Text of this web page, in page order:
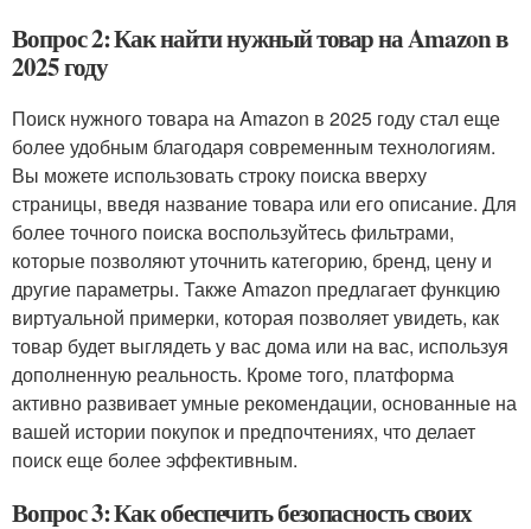
Вопрос 2: Как найти нужный товар на Amazon в
2025 году
Поиск нужного товара на Amazon в 2025 году стал еще
более удобным благодаря современным технологиям.
Вы можете использовать строку поиска вверху
страницы, введя название товара или его описание. Для
более точного поиска воспользуйтесь фильтрами,
которые позволяют уточнить категорию, бренд, цену и
другие параметры. Также Amazon предлагает функцию
виртуальной примерки, которая позволяет увидеть, как
товар будет выглядеть у вас дома или на вас, используя
дополненную реальность. Кроме того, платформа
активно развивает умные рекомендации, основанные на
вашей истории покупок и предпочтениях, что делает
поиск еще более эффективным.
Вопрос 3: Как обеспечить безопасность своих